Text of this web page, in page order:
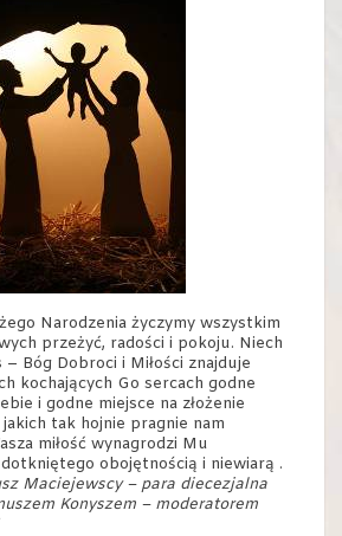
Narodzenia życzymy wszystkim
przeżyć, radości i pokoju. Niech
– Bóg Dobroci i Miłości znajduje
kochających Go sercach godne
i godne miejsce na złożenie
tak hojnie pragnie nam
miłość wynagrodzi Mu
obojętnością i niewiarą .
Maciejewscy – para diecezjalna
Konyszem – moderatorem